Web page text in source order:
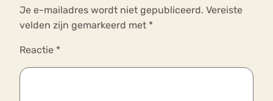
Je e-mailadres wordt niet gepubliceerd. Vereiste
velden zijn gemarkeerd met *
Reactie *